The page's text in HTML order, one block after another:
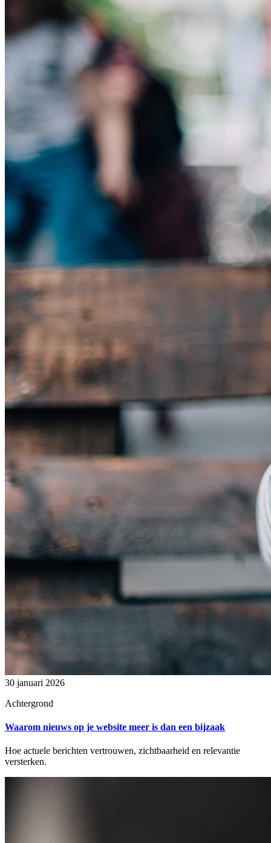
30 januari 2026
Achtergrond
Waarom nieuws op je website meer is dan een bijzaak
Hoe actuele berichten vertrouwen, zichtbaarheid en relevantie
versterken.